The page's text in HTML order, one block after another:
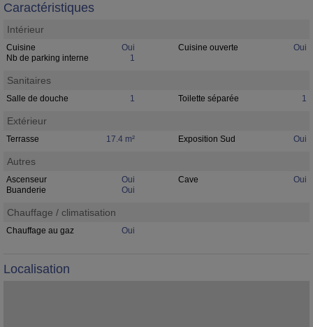
Caractéristiques
Intérieur
Cuisine Oui Cuisine ouverte
Oui
Nb de parking interne
1
Sanitaires
Salle de douche 1 Toilette séparée 1
Extérieur
Terrasse 17.4 m² Exposition Sud Oui
Autres
Ascenseur Oui Cave
Oui
Buanderie
Oui
Chauffage / climatisation
Chauffage au gaz Oui
Localisation